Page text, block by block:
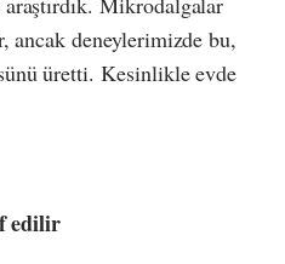
ancak deneylerimizde bu,
üretti. Kesinlikle evde
edilir